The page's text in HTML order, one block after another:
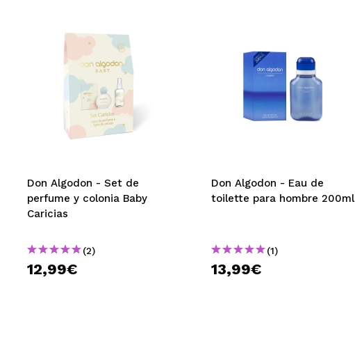
Don Algodon - Set de
perfume y colonia Baby
Caricias
(2)
12,99€
Don Algodon - Eau de
toilette para hombre 200ml
(1)
13,99€